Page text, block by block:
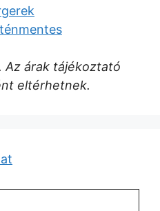
Az árak tájékoztató
eltérhetnek.